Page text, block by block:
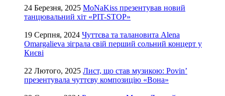
24 Березня, 2025 MoNaKiss презентував новий
танцювальний хіт «PIT-STOP»
19 Серпня, 2024 Чуттєва та талановита Alena
Omargalieva зіграла свій перший сольний концерт у
Києві
22 Лютого, 2025 Лист, що став музикою: Povin’
презентувала чуттєву композицію «Вона»